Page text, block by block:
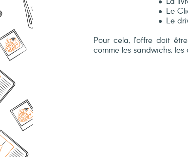
Le
Le
Pour cela, l’offre doit
comme les sandwichs,